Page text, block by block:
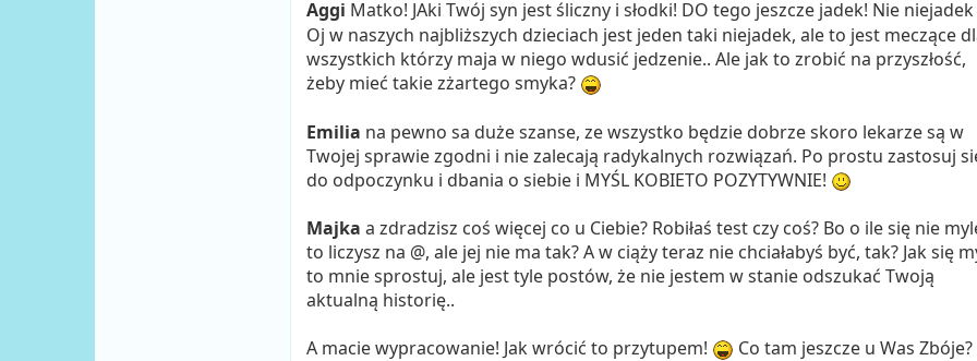
Aggi Matko! JAki Twój syn jest śliczny i słodki! DO tego jeszcze jadek! Nie niejadek
Oj w naszych najbliższych dzieciach jest jeden taki niejadek, ale to jest meczące
wszystkich którzy maja w niego wdusić jedzenie.. Ale jak to zrobić na przyszłość,
żeby mieć takie zżartego smyka?
Emilia na pewno sa duże szanse, ze wszystko będzie dobrze skoro lekarze są w
Twojej sprawie zgodni i nie zalecają radykalnych rozwiązań. Po prostu zastosuj
do odpoczynku i dbania o siebie i MYŚL KOBIETO POZYTYWNIE!
Majka a zdradzisz coś więcej co u Ciebie? Robiłaś test czy coś? Bo o ile się nie
to liczysz na @, ale jej nie ma tak? A w ciąży teraz nie chciałabyś być, tak? Jak się
to mnie sprostuj, ale jest tyle postów, że nie jestem w stanie odszukać Twoją
aktualną historię..
A macie wypracowanie! Jak wrócić to przytupem!
Co tam jeszcze u Was Zbóje?